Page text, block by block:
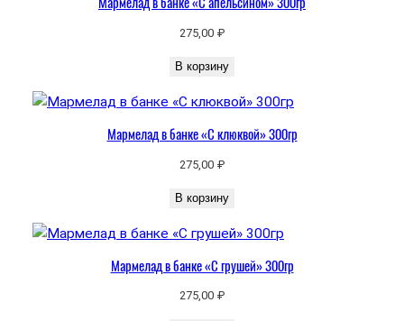
0
275,00 ₽
В корзину
Мармелад в банке «С клюквой» 300гр
275,00 ₽
В корзину
Мармелад в банке «С грушей» 300гр
275,00 ₽